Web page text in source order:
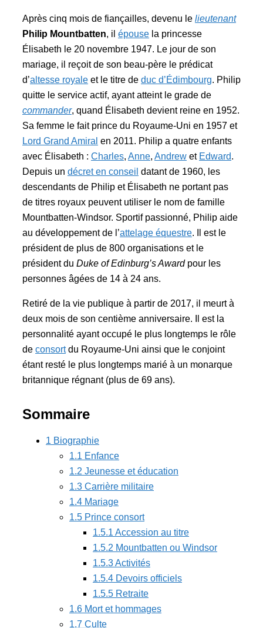
Après cinq mois de fiançailles, devenu le lieutenant
Philip Mountbatten, il épouse la princesse
Élisabeth le 20 novembre 1947. Le jour de son
mariage, il reçoit de son beau-père le prédicat
d’altesse royale et le titre de duc d’Édimbourg. Philip
quitte le service actif, ayant atteint le grade de
commander, quand Élisabeth devient reine en 1952.
Sa femme le fait prince du Royaume-Uni en 1957 et
Lord Grand Amiral en 2011. Philip a quatre enfants
avec Élisabeth : Charles, Anne, Andrew et Edward.
Depuis un décret en conseil datant de 1960, les
descendants de Philip et Élisabeth ne portant pas
de titres royaux peuvent utiliser le nom de famille
Mountbatten-Windsor. Sportif passionné, Philip aide
au développement de l’attelage équestre. Il est le
président de plus de 800 organisations et le
président du Duke of Edinburg’s Awardpour les
personnes âgées de 14 à 24 ans.
Retiré de la vie publique à partir de 2017, il meurt à
deux mois de son centième anniversaire. Il est la
personnalité ayant occupé le plus longtemps le rôle
de consortdu Royaume-Uni ainsi que le conjoint
étant resté le plus longtemps marié à un monarque
britannique régnant (plus de 69 ans).
Sommaire
1 Biographie
1.1 Enfance
1.2 Jeunesse et éducation
1.3 Carrière militaire
1.4 Mariage
1.5 Prince consort
1.5.1 Accession au titre
1.5.2 Mountbatten ou Windsor
1.5.3 Activités
1.5.4 Devoirs officiels
1.5.5 Retraite
1.6 Mort et hommages
1.7 Culte